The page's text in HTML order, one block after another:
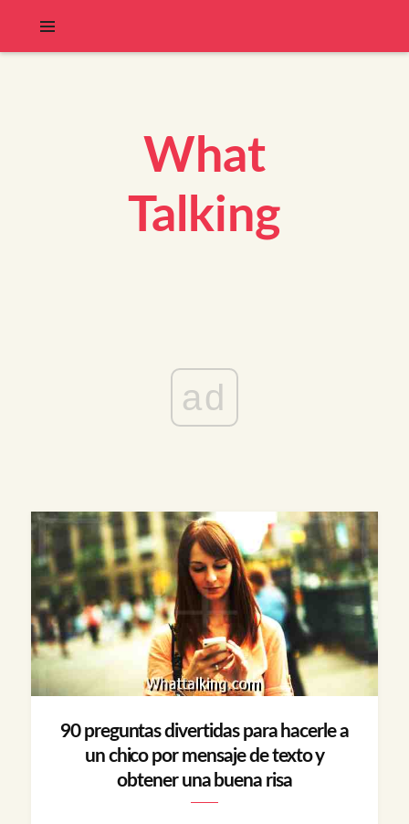
What
Talking
ad
90 preguntas divertidas para hacerle a
un chico por mensaje de texto y
obtener una buena risa